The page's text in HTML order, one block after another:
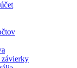
závierky